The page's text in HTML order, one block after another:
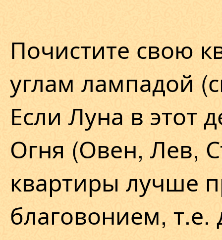
Почистите свою
углам лампадой
Если Луна в этот
Огня (Овен, Лев,
квартиры лучше
благовонием,